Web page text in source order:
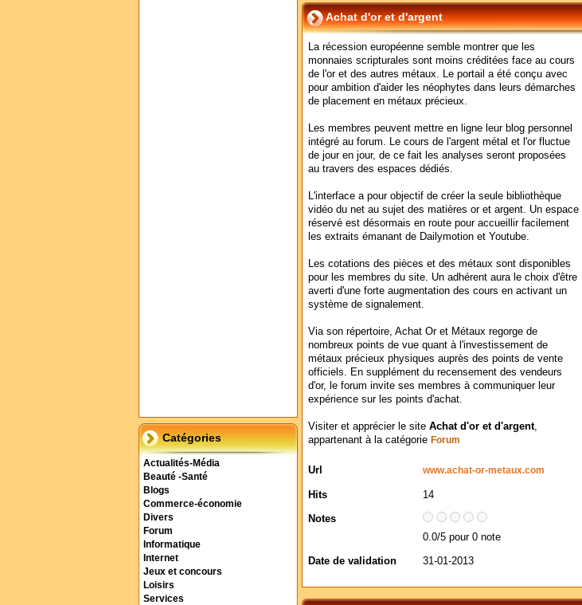
Catégories
Actualités-Média
Beauté -Santé
Blogs
Commerce-économie
Divers
Forum
Informatique
Internet
Jeux et concours
Loisirs
Services
Achat d'or et d'argent
La récession européenne semble montrer que les
monnaies scripturales sont moins créditées face au cours
de l'or et des autres métaux. Le portail a été conçu avec
pour ambition d'aider les néophytes dans leurs démarches
de placement en métaux précieux.
Les membres peuvent mettre en ligne leur blog personnel
intégré au forum. Le cours de l'argent métal et l'or fluctue
de jour en jour, de ce fait les analyses seront proposées
au travers des espaces dédiés.
L'interface a pour objectif de créer la seule bibliothèque
vidéo du net au sujet des matières or et argent. Un espace
réservé est désormais en route pour accueillir facilement
les extraits émanant de Dailymotion et Youtube.
Les cotations des pièces et des métaux sont disponibles
pour les membres du site. Un adhérent aura le choix d'être
averti d'une forte augmentation des cours en activant un
système de signalement.
Via son répertoire, Achat Or et Métaux regorge de
nombreux points de vue quant à l'investissement de
métaux précieux physiques auprès des points de vente
officiels. En supplément du recensement des vendeurs
d'or, le forum invite ses membres à communiquer leur
expérience sur les points d'achat.
Visiter et apprécier le site Achat d'or et d'argent,
appartenant à la catégorie Forum
Url www.achat-or-metaux.com
Hits
14
Notes
0.0/5 pour 0 note
Date de validation
31-01-2013